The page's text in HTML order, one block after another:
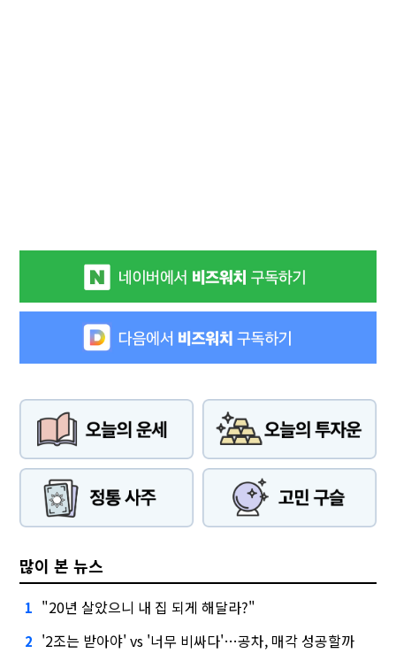
많이 본 뉴스
1 "20년 살았으니 내 집 되게 해달라?"
2 '2조는 받아야' vs '너무 비싸다'…공차, 매각 성공할까